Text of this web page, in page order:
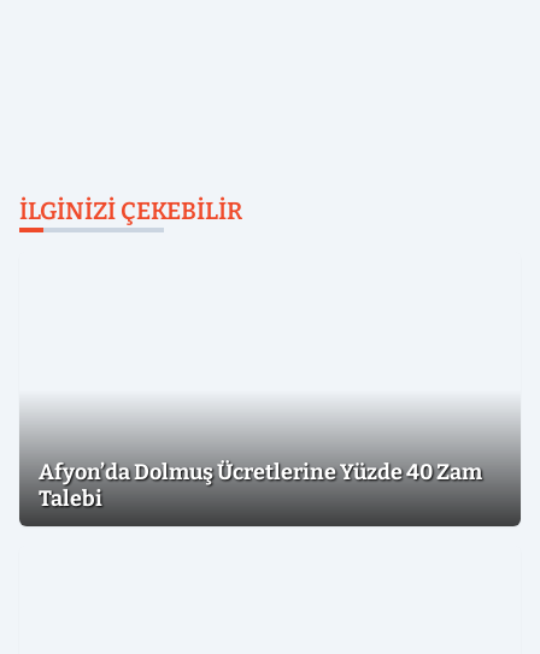
İLGINIZI ÇEKEBILIR
Afyon’da Dolmuş Ücretlerine Yüzde 40 Zam
Talebi